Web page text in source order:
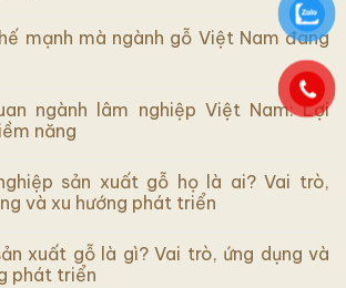
mạnh mà ngành gỗ Việt Nam đang
ngành lâm nghiệp Việt Nam: Lợi
năng
sản xuất gỗ họ là ai? Vai trò,
và xu hướng phát triển
xuất gỗ là gì? Vai trò, ứng dụng và
phát triển